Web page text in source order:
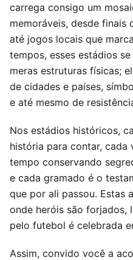
carrega consigo um
memoráveis, desde finais
até jogos locais que
tempos, esses estádios
meras estruturas físicas;
de cidades e países,
e até mesmo de
Nos estádios históricos,
história para contar, cada
tempo conservando
e cada gramado é o
que por ali passou. Estas
onde heróis são forjados,
pelo futebol é celebrada
Assim, convido você a